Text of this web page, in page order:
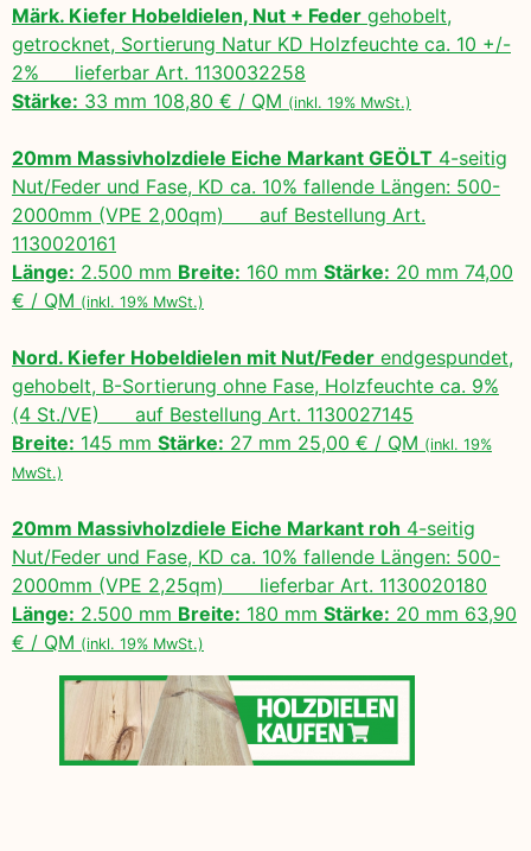
Märk. Kiefer Hobeldielen, Nut + Feder gehobelt,
getrocknet, Sortierung Natur KD Holzfeuchte ca. 10 +/-
2% lieferbar Art. 1130032258
Stärke: 33 mm 108,80 € / QM (inkl. 19% MwSt.)
20mm Massivholzdiele Eiche Markant GEÖLT 4-seitig
Nut/Feder und Fase, KD ca. 10% fallende Längen: 500-
2000mm (VPE 2,00qm) auf Bestellung Art.
1130020161
Länge: 2.500 mm Breite: 160 mm Stärke: 20 mm 74,00
€ / QM (inkl. 19% MwSt.)
Nord. Kiefer Hobeldielen mit Nut/Feder endgespundet,
gehobelt, B-Sortierung ohne Fase, Holzfeuchte ca. 9%
(4 St./VE) auf Bestellung Art. 1130027145
Breite: 145 mm Stärke: 27 mm 25,00 € / QM (inkl. 19%
MwSt.)
20mm Massivholzdiele Eiche Markant roh 4-seitig
Nut/Feder und Fase, KD ca. 10% fallende Längen: 500-
2000mm (VPE 2,25qm) lieferbar Art. 1130020180
Länge: 2.500 mm Breite: 180 mm Stärke: 20 mm 63,90
€ / QM (inkl. 19% MwSt.)